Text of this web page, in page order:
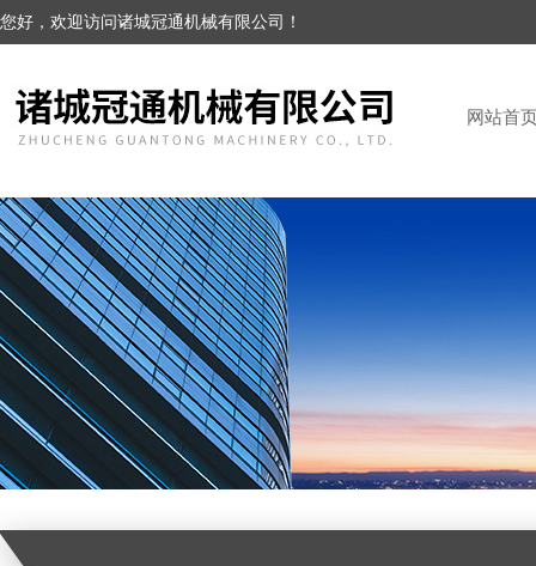
您好，欢迎访问诸城冠通机械有限公司！
网站首